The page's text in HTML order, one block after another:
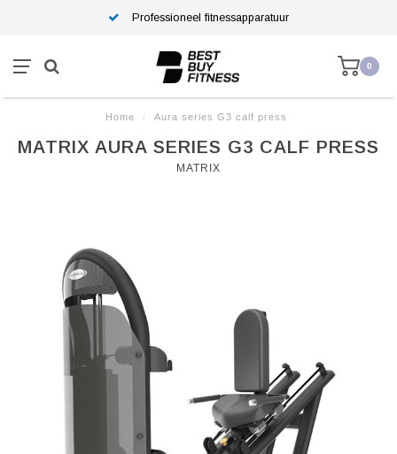
Professioneel fitnessapparatuur
0
Home / Aura series G3 calf press
MATRIX AURA SERIES G3 CALF PRESS
MATRIX